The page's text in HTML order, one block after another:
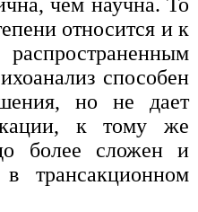
относится и к
способен
но не дает
к тому же
более сложен и
в трансакционном